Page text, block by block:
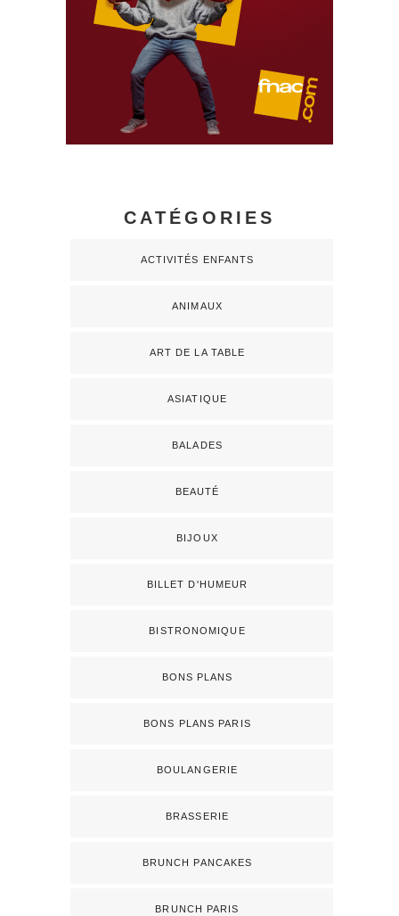
CATÉGORIES
ACTIVITÉS ENFANTS
ANIMAUX
ART DE LA TABLE
ASIATIQUE
BALADES
BEAUTÉ
BIJOUX
BILLET D'HUMEUR
BISTRONOMIQUE
BONS PLANS
BONS PLANS PARIS
BOULANGERIE
BRASSERIE
BRUNCH PANCAKES
BRUNCH PARIS